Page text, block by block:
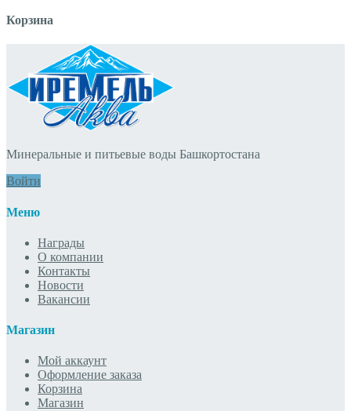
Корзина
Минеральные и питьевые воды Башкортостана
Войти
Меню
Награды
О компании
Контакты
Новости
Вакансии
Магазин
Мой аккаунт
Оформление заказа
Корзина
Магазин